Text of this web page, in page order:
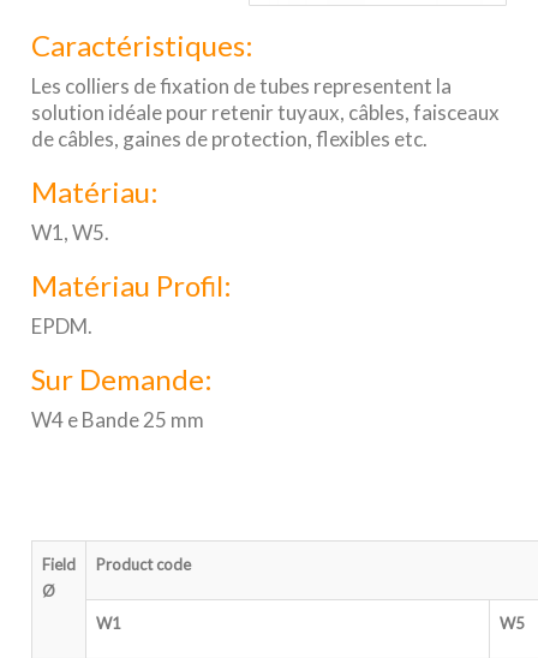
Caractéristiques:
Les colliers de fixation de tubes representent la
solution idéale pour retenir tuyaux, câbles, faisceaux
de câbles, gaines de protection, flexibles etc.
Matériau:
W1, W5.
Matériau Profil:
EPDM.
Sur Demande:
W4 e Bande 25 mm
Field
Ø
Product code
W1 W5